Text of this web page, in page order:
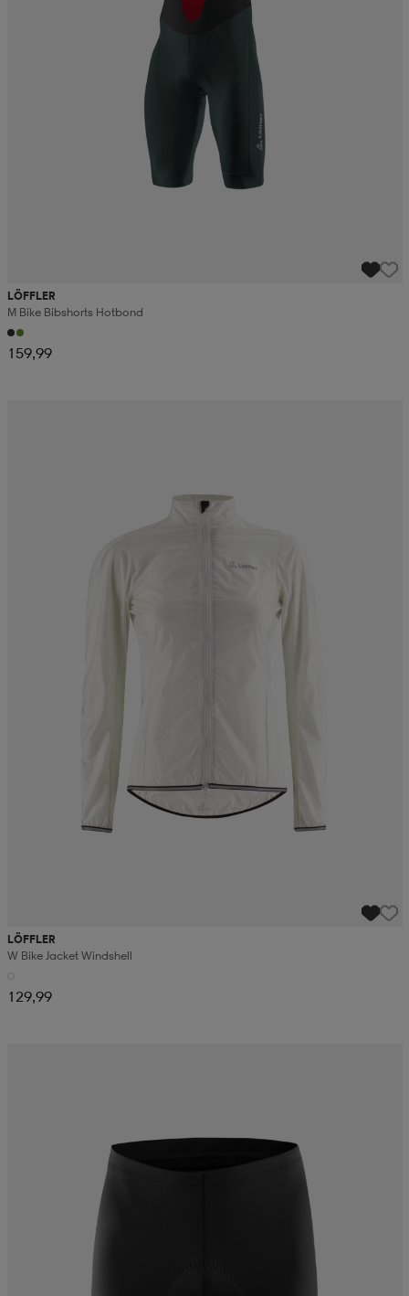
LÖFFLER
M Bike Bibshorts Hotbond
159,99
LÖFFLER
W Bike Jacket Windshell
129,99